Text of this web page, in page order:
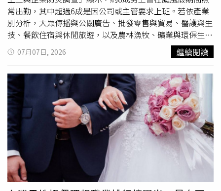
公共運輸任務，醫院急診、住院病房仍須維持醫療服務，警
察、消防、清潔隊等第一線人員更無法停止執勤，因此各行
各業性質不同，不能單純以百貨是否營業來概括所有服務
業，「真正值得致敬的是這些維持社會正常運作的人員，而
不是認為所有服務業都應全面放假。」事實上，yes123求
職網日前公布「颱風天上工與企業防災調查」顯示，約80%
的勞工曾在颱風假期間照常出勤，其中超過60%坦言，是因
公司或主管要求而必須上班。若進一步分析產業別，大眾傳
播與公關廣告、批發零售與貿易、醫護與生技、餐飲住宿與
休閒旅遊，以及農林漁牧、礦業與環保生態等五大產業，都
是颱風天最難真正放假的族群，也反映出台灣在天然災害停
班停課制度下，不同產業仍須兼顧民生需求與勞工安全，相
關議題持續引發社會討論。
常出勤，其中超過6成是因公司或主管要求上班。若依產業
別分析，大眾傳播與公關廣告、批發零售與貿易、醫護與生
技、餐飲住宿與休閒旅遊，以及農林漁牧、礦業與環保生態
等五大行業，成為颱風天最難放假的族群。調查指出，約8
成受訪勞工曾在政府宣布停班停課時仍照常工作，其中約三
分之二是主管或公司要求出勤，其餘則因工作需求或個人意
願主動到班。以產業別來看，大眾傳播與公關廣告業出勤比
例最高，超過9成，其次依序為批發零售與貿易、醫護與生
技、餐飲住宿與休閒旅遊，以及農林漁牧、礦業與環保生態
等產業。由於新聞採訪、醫療照護、民生供應、餐飲服務及
第一線產業仍須維持運作，因此即使颱風來襲，也往往難以
停工。調查也發現，地方政府宣布停班後，近9成企業會配
合停班，其中超過半數仍照常發放全薪，約三成停班不支
薪，另有少數企業發放半薪，但仍有約一成企業維持正常上
班。至於被要求出勤的勞工，有約三成事後獲得補休，約四
分之一曾領取雙倍薪資，但整體而言，多數勞工仍認為颱風
07月07日, 2026 繼續閱讀